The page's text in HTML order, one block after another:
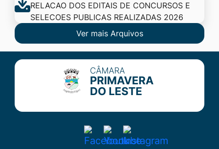
RELACAO DOS EDITAIS DE CONCURSOS E
SELECOES PUBLICAS REALIZADAS 2026
Ver mais Arquivos
Seção do Rodapé e Contato
AcessarAcessarAcessar